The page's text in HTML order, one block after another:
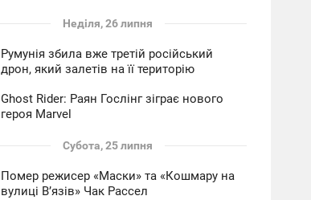
Неділя, 26 липня
Румунія збила вже третій російський
дрон, який залетів на її територію
Ghost Rider: Раян Гослінг зіграє нового
героя Marvel
Субота, 25 липня
Помер режисер «Маски» та «Кошмару на
вулиці В’язів» Чак Рассел